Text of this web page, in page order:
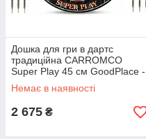
Дошка для гри в дартс
традиційна CARROMCO
Super Play 45 см GoodPlace -
worry-free-shopping-
Немає в наявності
2 675 ₴